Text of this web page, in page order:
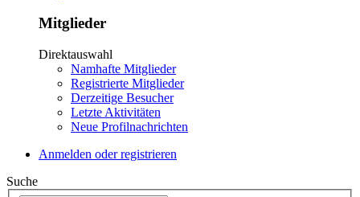
Mitglieder
Direktauswahl
Namhafte Mitglieder
Registrierte Mitglieder
Derzeitige Besucher
Letzte Aktivitäten
Neue Profilnachrichten
Anmelden oder registrieren
Suche